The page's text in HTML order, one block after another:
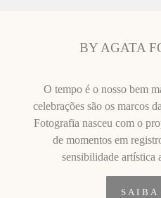
BY AGATA
O tempo é o nosso bem
celebrações são os marcos
Fotografia nasceu com o
de momentos em
sensibilidade artística
SAIBA